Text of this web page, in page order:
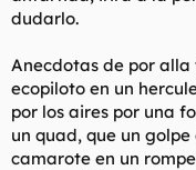
dudarlo.
Anecdotas de por
ecopiloto en un
por los aires por una
un quad, que un
camarote en un